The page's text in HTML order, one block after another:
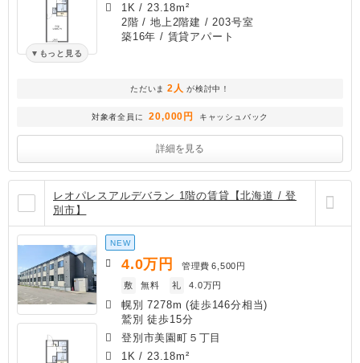
もっと見る
1K / 23.18m²
2階 / 地上2階建 / 203号室
築16年 / 賃貸アパート
ただいま 2人 が検討中！
対象者全員に 20,000円 キャッシュバック
詳細を見る
レオパレスアルデバラン 1階の賃貸【北海道 / 登
別市】
NEW
4.0万円 管理費 6,500円
敷
無料 礼 4.0万円
幌別 7278m (徒歩146分相当)
鷲別 徒歩15分
登別市美園町５丁目
1K / 23.18m²